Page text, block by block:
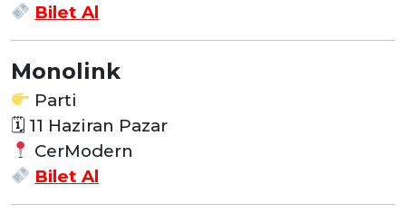
Bilet Al
Monolink
Parti
🗓 11 Haziran Pazar
CerModern
Bilet Al